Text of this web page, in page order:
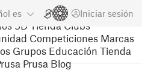
es Iniciar sesión
3D Tienda Clubs
Competiciones Marcas
Grupos Educación Tienda
Prusa Blog